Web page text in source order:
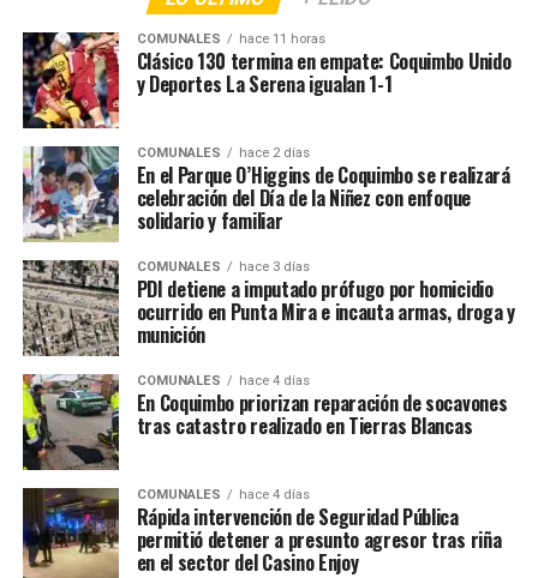
COMUNALES hace 11 horas
Clásico 130 termina en empate: Coquimbo Unido
y Deportes La Serena igualan 1-1
COMUNALES hace 2 días
En el Parque O’Higgins de Coquimbo se realizará
celebración del Día de la Niñez con enfoque
solidario y familiar
COMUNALES hace 3 días
PDI detiene a imputado prófugo por homicidio
ocurrido en Punta Mira e incauta armas, droga y
munición
COMUNALES hace 4 días
En Coquimbo priorizan reparación de socavones
tras catastro realizado en Tierras Blancas
COMUNALES hace 4 días
Rápida intervención de Seguridad Pública
permitió detener a presunto agresor tras riña
en el sector del Casino Enjoy